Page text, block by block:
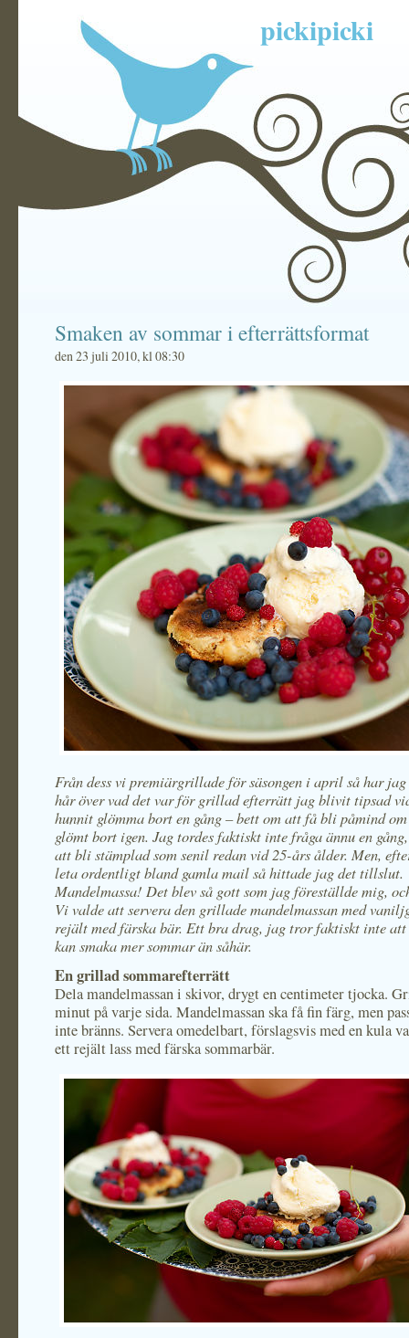
pickipicki
Smaken av sommar i efterrättsformat
den 23 juli 2010, kl 08:30
Från dess vi premiärgrillade för säsongen i april så har
hår över vad det var för grillad efterrätt jag blivit tipsad
hunnit glömma bort en gång – bett om att få bli påmind om
glömt bort igen. Jag tordes faktiskt inte fråga ännu en
att bli stämplad som senil redan vid 25-års ålder. Men,
leta ordentligt bland gamla mail så hittade jag det tillslut.
Mandelmassa! Det blev så gott som jag föreställde mig,
Vi valde att servera den grillade mandelmassan med
rejält med färska bär. Ett bra drag, jag tror faktiskt inte
kan smaka mer sommar än såhär.
En grillad sommarefterrätt
Dela mandelmassan i skivor, drygt en centimeter tjocka.
minut på varje sida. Mandelmassan ska få fin färg, men
inte bränns. Servera omedelbart, förslagsvis med en kula
ett rejält lass med färska sommarbär.